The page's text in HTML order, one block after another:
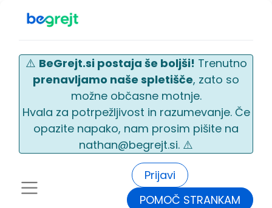
Prijavi
POMOČ STRANKAM
⚠️ BeGrejt.si postaja še boljši! Trenutno
prenavljamo naše spletišče, zato so
možne občasne motnje.
Hvala za potrpežljivost in razumevanje. Če
opazite napako, nam prosim pišite na
nathan@begrejt.si. ⚠️